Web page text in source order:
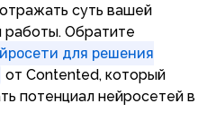
суть вашей
работы. Обратите
для решения
от Contented, который
потенциал нейросетей в